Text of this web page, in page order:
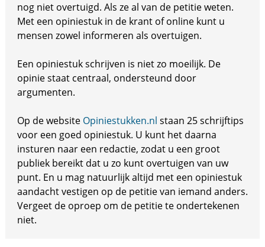
nog niet overtuigd. Als ze al van de petitie weten.
Met een opiniestuk in de krant of online kunt u
mensen zowel informeren als overtuigen.
Een opiniestuk schrijven is niet zo moeilijk. De
opinie staat centraal, ondersteund door
argumenten.
Op de website Opiniestukken.nl staan 25 schrijftips
voor een goed opiniestuk. U kunt het daarna
insturen naar een redactie, zodat u een groot
publiek bereikt dat u zo kunt overtuigen van uw
punt. En u mag natuurlijk altijd met een opiniestuk
aandacht vestigen op de petitie van iemand anders.
Vergeet de oproep om de petitie te ondertekenen
niet.